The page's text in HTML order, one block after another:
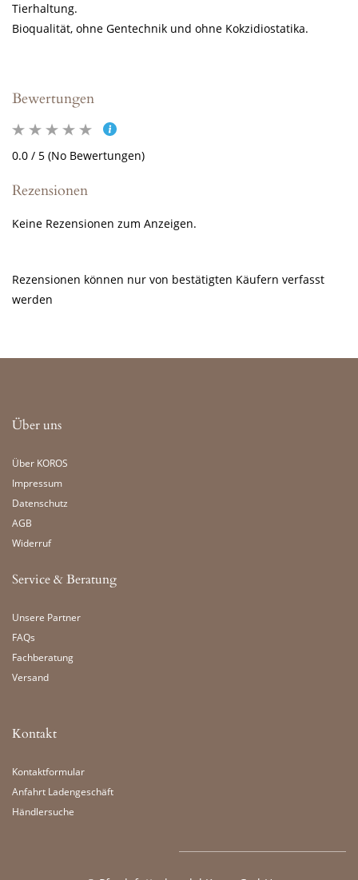
Tierhaltung.
Bioqualität, ohne Gentechnik und ohne Kokzidiostatika.
Bewertungen
0.0 / 5 (No Bewertungen)
Rezensionen
Keine Rezensionen zum Anzeigen.
Rezensionen können nur von bestätigten Käufern verfasst
werden
Über uns
Über KOROS
Impressum
Datenschutz
AGB
Widerruf
Service & Beratung
Unsere Partner
FAQs
Fachberatung
Versand
Kontakt
Kontaktformular
Anfahrt Ladengeschäft
Händlersuche